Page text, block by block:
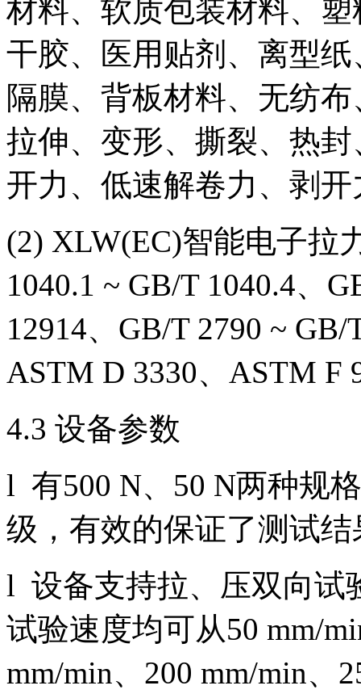
材料、软质包装材料、
干胶、医用贴剂、离型
隔膜、背板材料、无纺
拉伸、变形、撕裂、热
开力、低速解卷力、剥
(2) XLW(EC)智能电子拉
1040.1 ~ GB/T 1040.4、
12914、GB/T 2790 ~
ASTM D 3330、ASTM F
4.3 设备参数
l 有500 N、50 N两种规
级，有效的保证了测试
l 设备支持拉、压双向试
试验速度均可从50 mm/
mm/min、200 mm/min、